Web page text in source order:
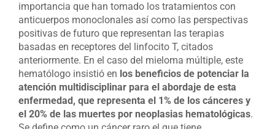
importancia que han tomado los tratamientos con
anticuerpos monoclonales así como las perspectivas
positivas de futuro que representan las terapias
basadas en receptores del linfocito T, citados
anteriormente. En el caso del mieloma múltiple, este
hematólogo insistió en los beneficios de potenciar la
atención multidisciplinar para el abordaje de esta
enfermedad, que representa el 1% de los cánceres y
el 20% de las muertes por neoplasias hematológicas.